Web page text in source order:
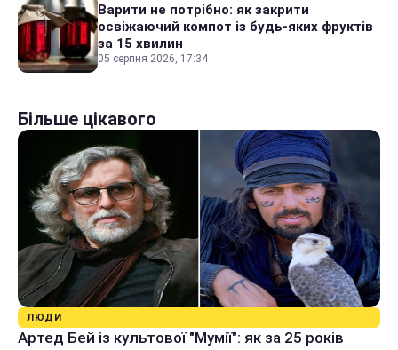
Варити не потрібно: як закрити
освіжаючий компот із будь-яких фруктів
за 15 хвилин
05 серпня 2026, 17:34
Більше цікавого
ЛЮДИ
Артед Бей із культової "Мумії": як за 25 років